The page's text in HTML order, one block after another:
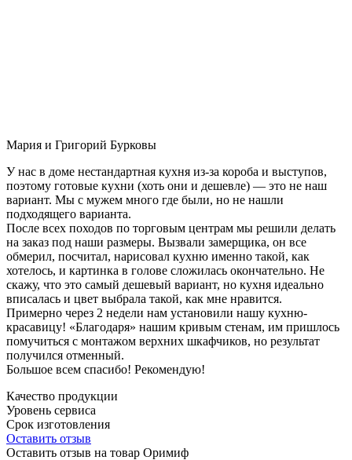
Мария и Григорий Бурковы
У нас в доме нестандартная кухня из-за короба и выступов,
поэтому готовые кухни (хоть они и дешевле) — это не наш
вариант. Мы с мужем много где были, но не нашли
подходящего варианта.
После всех походов по торговым центрам мы решили делать
на заказ под наши размеры. Вызвали замерщика, он все
обмерил, посчитал, нарисовал кухню именно такой, как
хотелось, и картинка в голове сложилась окончательно. Не
скажу, что это самый дешевый вариант, но кухня идеально
вписалась и цвет выбрала такой, как мне нравится.
Примерно через 2 недели нам установили нашу кухню-
красавицу! «Благодаря» нашим кривым стенам, им пришлось
помучиться с монтажом верхних шкафчиков, но результат
получился отменный.
Большое всем спасибо! Рекомендую!
Качество продукции
Уровень сервиса
Срок изготовления
Оставить отзыв
Оставить отзыв на товар Оримиф